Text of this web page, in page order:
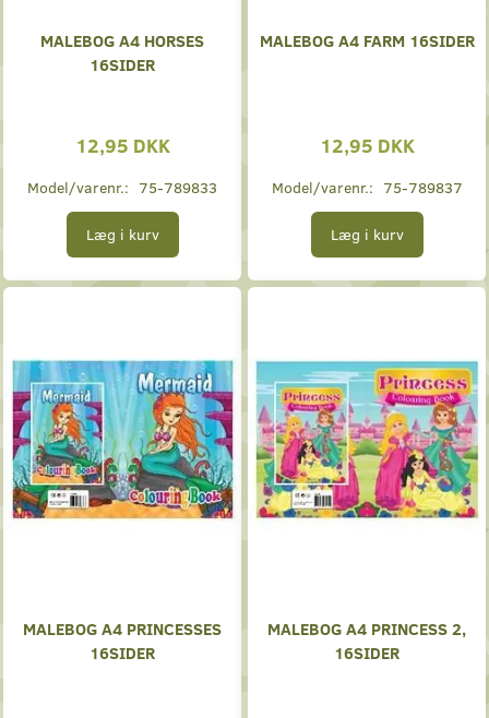
MALEBOG A4 HORSES
16SIDER
12,95 DKK
Model/varenr.: 75-789833
Læg i kurv
MALEBOG A4 FARM 16SIDER
12,95 DKK
Model/varenr.: 75-789837
Læg i kurv
MALEBOG A4 PRINCESSES
16SIDER
MALEBOG A4 PRINCESS 2,
16SIDER